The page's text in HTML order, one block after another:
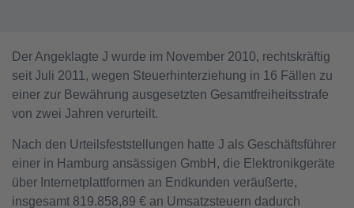
Der Angeklagte J wurde im November 2010, rechtskräftig
seit Juli 2011, wegen Steuerhinterziehung in 16 Fällen zu
einer zur Bewährung ausgesetzten Gesamtfreiheitsstrafe
von zwei Jahren verurteilt.
Nach den Urteilsfeststellungen hatte J als Geschäftsführer
einer in Hamburg ansässigen GmbH, die Elektronikgeräte
über Internetplattformen an Endkunden veräußerte,
insgesamt 819.858,89 € an Umsatzsteuern dadurch